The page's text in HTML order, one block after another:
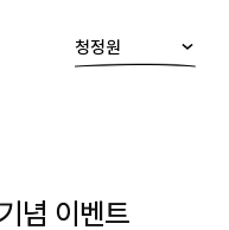
청정원
념 이벤트